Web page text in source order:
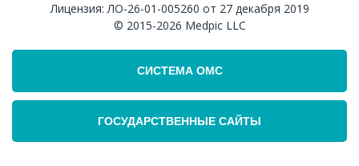
Лицензия:ЛО-26-01-005260 от 27 декабря 2019
© 2015-2026 Medpic LLC
СИСТЕМА ОМС
ГОСУДАРСТВЕННЫЕ САЙТЫ